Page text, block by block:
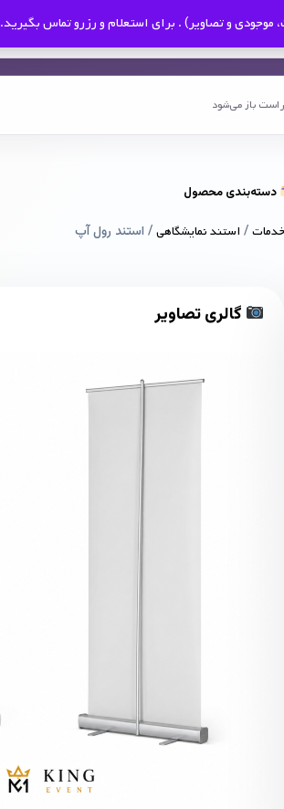
موجودی و تصاویر) . برای استعلام و رزرو تماس بگیرید.
باز می‌شود
دسته‌بندی محصول
/ استند نمایشگاهی/ استند رول آپ
گالری تصاویر